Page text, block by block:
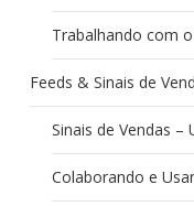
Trabalhando com
Feeds & Sinais de
Sinais de Vendas –
Colaborando e